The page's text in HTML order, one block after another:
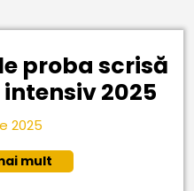
proba scrisă
2025
202519
2025
mult